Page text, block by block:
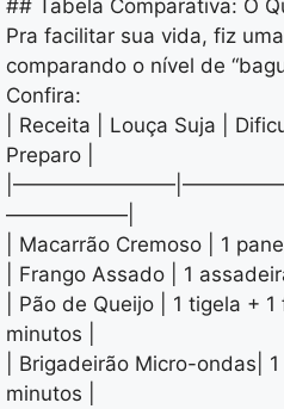
## Tabela Comparativa: O
Pra facilitar sua vida, fiz
comparando o nível de
Confira:
| Receita | Louça Suja |
Preparo |
——————|
| Macarrão Cremoso | 1
| Frango Assado | 1
| Pão de Queijo | 1 tigela +
minutos |
| Brigadeirão Micro-ondas|
minutos |